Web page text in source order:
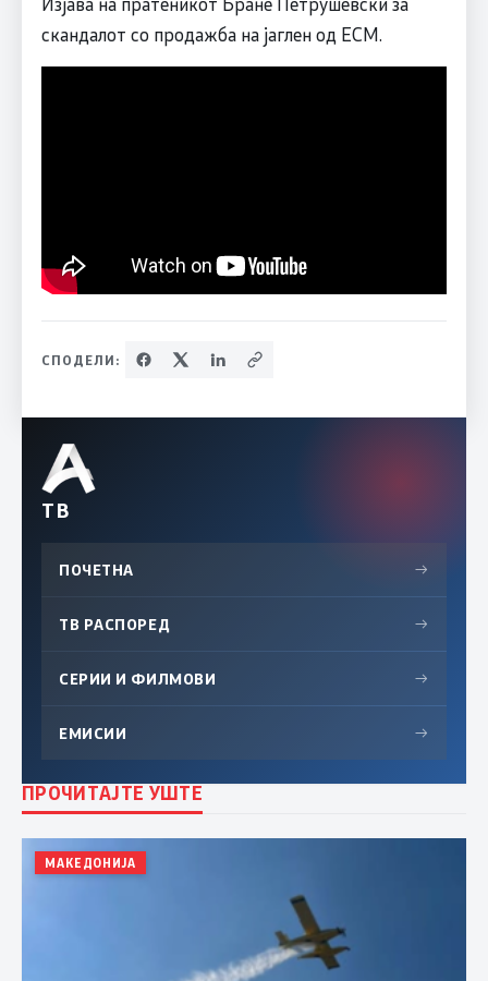
скандалот со продажба на јаглен од ЕСМ.
СПОДЕЛИ:
ТВ
ПОЧЕТНА →
ТВ РАСПОРЕД →
СЕРИИ И ФИЛМОВИ →
ЕМИСИИ →
ПРОЧИТАЈТЕ УШТЕ
МАКЕДОНИЈА